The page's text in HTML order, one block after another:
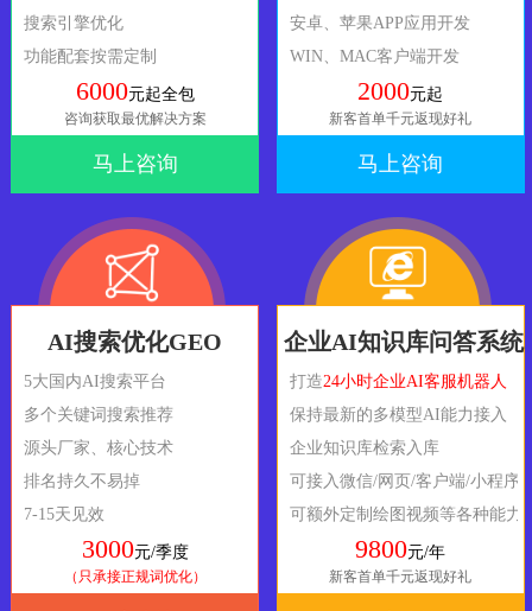
搜索引擎优化
功能配套按需定制
6000元起全包
咨询获取最优解决方案
马上咨询
安卓、苹果APP应用开发
WIN、MAC客户端开发
2000元起
新客首单千元返现好礼
马上咨询
AI搜索优化GEO
5大国内AI搜索平台
多个关键词搜索推荐
源头厂家、核心技术
排名持久不易掉
7-15天见效
3000元/季度
（只承接正规词优化）
企业AI知识库问答系统
打造24小时企业AI客服机器人
保持最新的多模型AI能力接入
企业知识库检索入库
可接入微信/网页/客户端/小程序
可额外定制绘图视频等各种能力
9800元/年
新客首单千元返现好礼